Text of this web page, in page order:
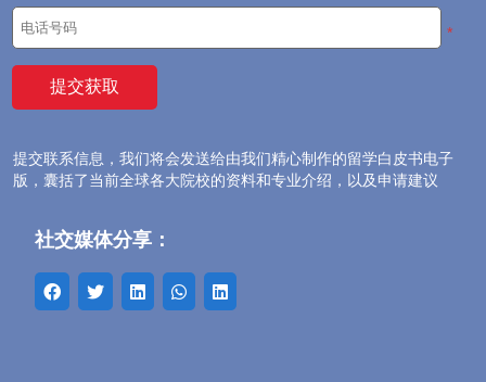
*
提交联系信息，我们将会发送给由我们精心制作的留学白皮书电子
版，囊括了当前全球各大院校的资料和专业介绍，以及申请建议
社交媒体分享：